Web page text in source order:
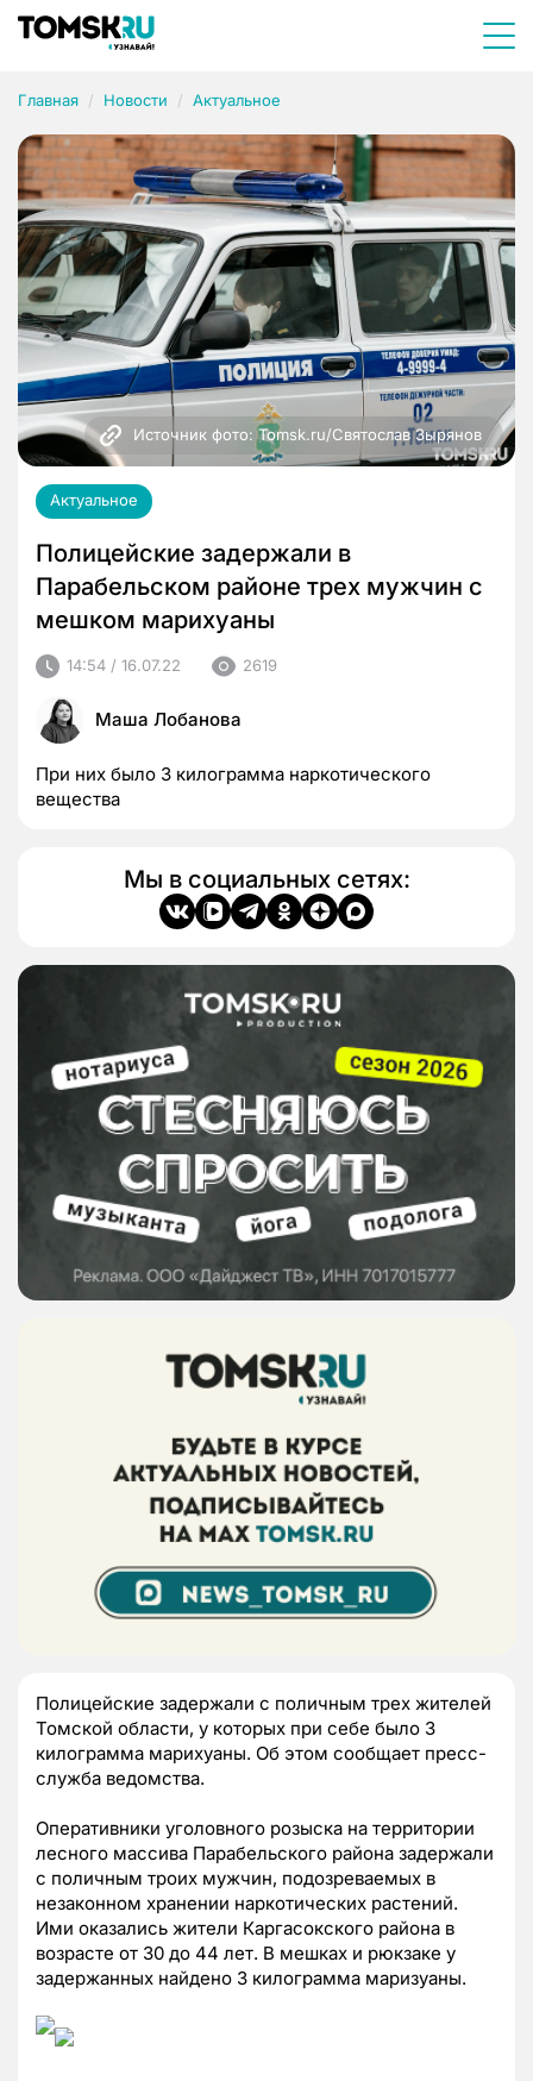
Главная Новости Актуальное
Источник фото: Tomsk.ru/Святослав Зырянов
Актуальное
Полицейские задержали в
Парабельском районе трех мужчин с
мешком марихуаны
14:54 / 16.07.22 2619
Маша Лобанова
При них было 3 килограмма наркотического
вещества
Мы в социальных сетях:
Полицейские задержали с поличным трех жителей
Томской области, у которых при себе было 3
килограмма марихуаны. Об этом сообщает пресс-
служба ведомства.
Оперативники уголовного розыска на территории
лесного массива Парабельского района задержали
с поличным троих мужчин, подозреваемых в
незаконном хранении наркотических растений.
Ими оказались жители Каргасокского района в
возрасте от 30 до 44 лет. В мешках и рюкзаке у
задержанных найдено 3 килограмма маризуаны.